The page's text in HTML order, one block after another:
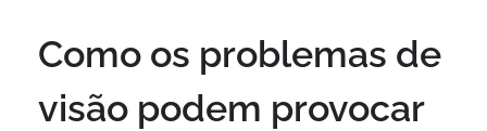
Como os problemas de
visão podem provocar